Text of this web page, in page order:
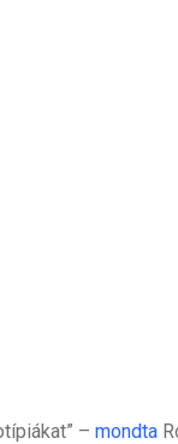
– mondta